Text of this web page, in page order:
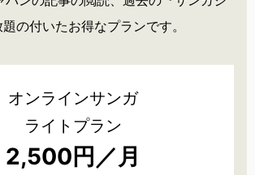
の付いたお得なプランです。
オンラインサンガ
ライトプラン
2,500円／月